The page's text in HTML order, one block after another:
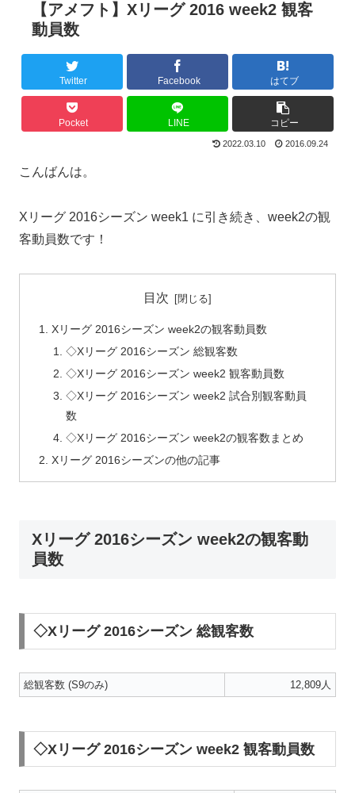
【アメフト】Xリーグ 2016 week2 観客
動員数
Twitter Facebook はてブ
Pocket LINE コピー
2022.03.10 2016.09.24
こんばんは。
Xリーグ 2016シーズン week1 に引き続き、week2の観
客動員数です！
目次
Xリーグ 2016シーズン week2の観客動員数
◇Xリーグ 2016シーズン 総観客数
◇Xリーグ 2016シーズン week2 観客動員数
◇Xリーグ 2016シーズン week2 試合別観客動員
数
◇Xリーグ 2016シーズン week2の観客数まとめ
Xリーグ 2016シーズンの他の記事
Xリーグ 2016シーズン week2の観客動
員数
◇Xリーグ 2016シーズン 総観客数
総観客数 (S9のみ) 12,809人
◇Xリーグ 2016シーズン week2 観客動員数